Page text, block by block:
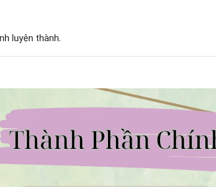
luyện thành.